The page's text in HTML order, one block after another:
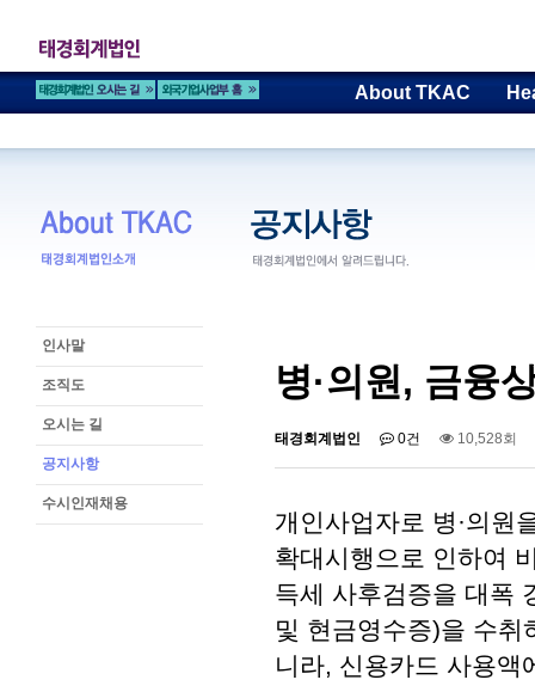
About TKAC
인사말
조직도
오시는 길
공지사항
수시인재채용
병·의원, 금융
태경회계법인 0건 10,528회
개인사업자로 병·의원
확대시행으로 인하여
득세 사후검증을 대폭
및 현금영수증)을 수
니라, 신용카드 사용액